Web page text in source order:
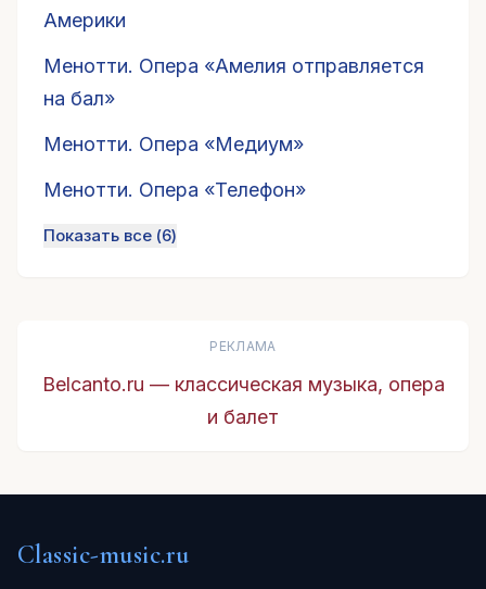
Америки
Менотти. Опера «Амелия отправляется
на бал»
Менотти. Опера «Медиум»
Менотти. Опера «Телефон»
Показать все (6)
РЕКЛАМА
Belcanto.ru — классическая музыка, опера
и балет
Classic-music.ru